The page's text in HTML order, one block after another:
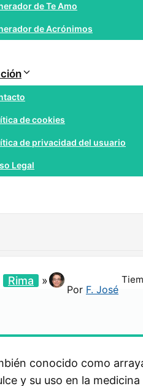
de Te Amo
de Acrónimos
de cookies
de privacidad del usuario
Legal
Rima »
Por F. José
conocido como
y su uso en la